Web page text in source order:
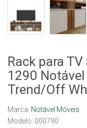
Rack para
1290
Trend/Off
Marca: Notável Móveis
Modelo: 000790